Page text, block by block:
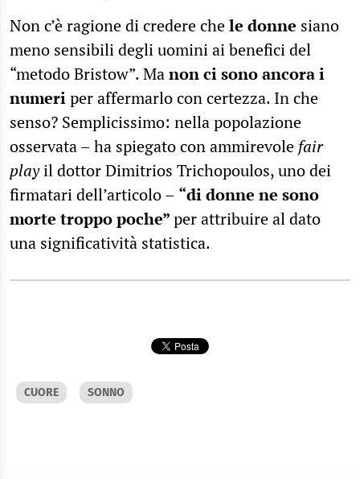
Non c’è ragione di credere chele donne siano
meno sensibili degli uomini ai benefici del
“metodo Bristow”. Manon ci sono ancora i
numeriper affermarlo con certezza. In che
senso? Semplicissimo: nella popolazione
osservata – ha spiegato con ammirevole fair
playil dottor Dimitrios Trichopoulos, uno dei
firmatari dell’articolo – “di donne ne sono
morte troppo poche”per attribuire al dato
una significatività statistica.
CUORE SONNO